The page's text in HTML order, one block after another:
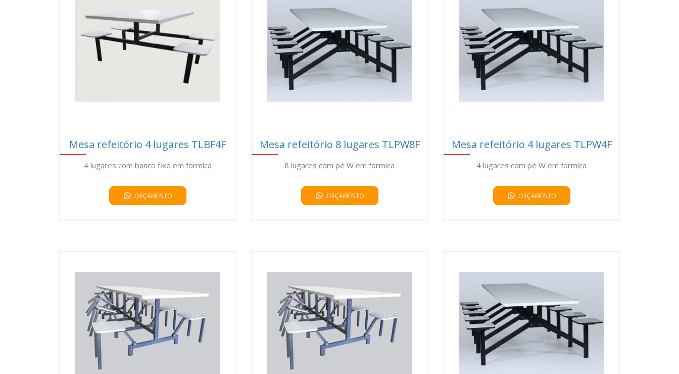
Mesa refeitório 4 lugares TLBF4F
4 lugares com banco fixo em formica
ORÇAMENTO
Mesa refeitório 8 lugares TLPW8F
8 lugares com pé W em formica
ORÇAMENTO
Mesa refeitório 4 lugares TLPW4F
4 lugares com pé W em formica
ORÇAMENTO